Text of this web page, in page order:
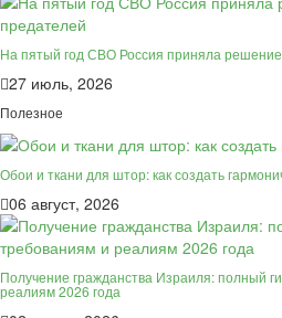
На пятый год СВО Россия приняла решение
27 июль, 2026
Полезное
Обои и ткани для штор: как создать
06 август, 2026
Получение гражданства Израиля: полный
реалиям 2026 года